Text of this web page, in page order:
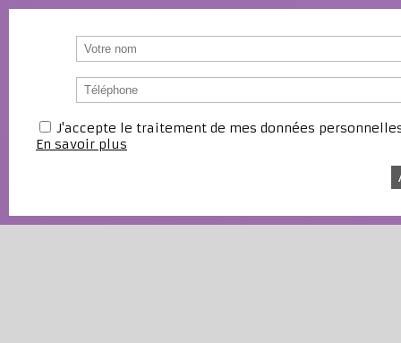
J'accepte le traitement de mes données
En savoir plus